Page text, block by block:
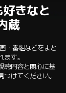
きなと
蔵
・番組などをまと
す。
聴内容と関心に基
けてください。